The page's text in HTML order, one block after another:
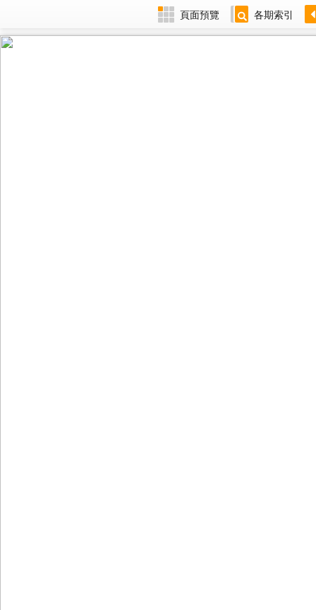
頁面預覽 各期索引